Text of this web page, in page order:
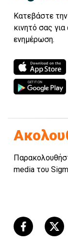
Κατεβάστε
κινητό σας
ενημέρωση.
media του